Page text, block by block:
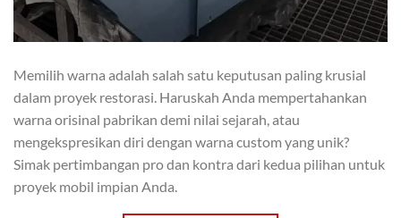
Memilih warna adalah salah satu keputusan paling krusial
dalam proyek restorasi. Haruskah Anda mempertahankan
warna orisinal pabrikan demi nilai sejarah, atau
mengekspresikan diri dengan warna custom yang unik?
Simak pertimbangan pro dan kontra dari kedua pilihan untuk
proyek mobil impian Anda.